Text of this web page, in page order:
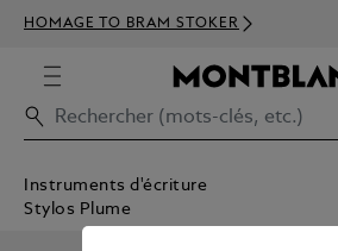
HOMAGE TO BRAM STOKER
Instruments d'écriture
Stylos Plume